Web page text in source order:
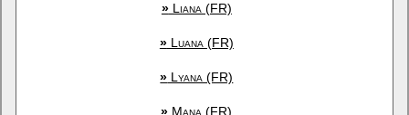
»Liana (FR)
»Luana (FR)
» Lyana (FR)
» Mana (FR)